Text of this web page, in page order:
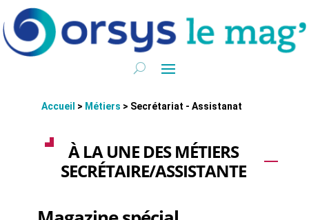
Accueil > Métiers > Secrétariat - Assistanat
À LA UNE DES MÉTIERS
SECRÉTAIRE/ASSISTANTE